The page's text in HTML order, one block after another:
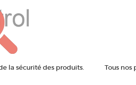
la sécurité des produits.
Tous nos